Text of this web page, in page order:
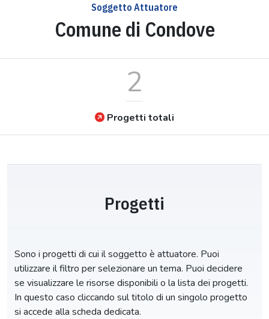
Soggetto Attuatore
Comune di Condove
2
Progetti totali
Progetti
Sono i progetti di cui il soggetto è attuatore. Puoi
utilizzare il filtro per selezionare un tema. Puoi decidere
se visualizzare le risorse disponibili o la lista dei progetti.
In questo caso cliccando sul titolo di un singolo progetto
si accede alla scheda dedicata.